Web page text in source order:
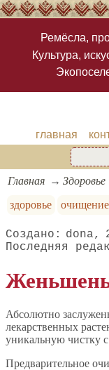
Ремёсла,
Культура,
главная
Главная Здоровье
здоровье
dona
Абсолютно
лекарственных
уникальную чистку
Предварительное